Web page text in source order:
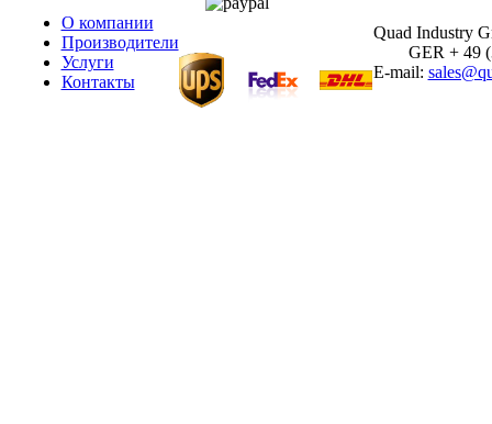
О компании
Производители
Услуги
Контакты
Quad Industry
GER + 49
E-mail: